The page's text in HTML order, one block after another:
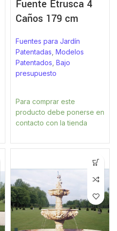
Fuente Etrusca 4
Caños 179 cm
Fuentes para Jardín
Patentadas Modelos
Patentados Bajo
presupuesto
Para comprar este
producto debe ponerse en
contacto con la tienda